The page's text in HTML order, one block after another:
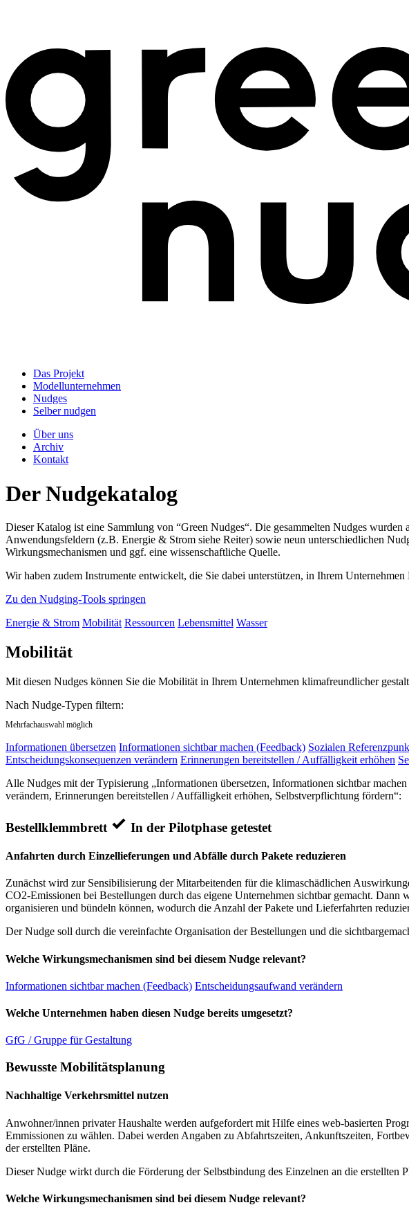
Das Projekt
Modellunternehmen
Nudges
Selber nudgen
Über uns
Archiv
Kontakt
Der Nudgekatalog
Dieser Katalog ist eine Sammlung von “Green Nudges“. Die gesammelten Nudges
Anwendungsfeldern (z.B. Energie & Strom siehe Reiter) sowie neun unterschiedlichen
Wirkungsmechanismen und ggf. eine wissenschaftliche Quelle.
Wir haben zudem Instrumente entwickelt, die Sie dabei unterstützen, in Ihrem Unternehmen
Zu den Nudging-Tools springen
Energie & Strom Mobilität Ressourcen Lebensmittel Wasser
Mobilität
Mit diesen Nudges können Sie die Mobilität in Ihrem Unternehmen klimafreundlicher
Nach Nudge-Typen filtern:
Mehrfachauswahl möglich
Informationen übersetzen Informationen sichtbar machen (Feedback) Sozialen
Entscheidungskonsequenzen verändern Erinnerungen bereitstellen / Auffälligkeit erhöhen
Alle Nudges mit der Typisierung „Informationen übersetzen, Informationen sichtbar
verändern, Erinnerungen bereitstellen / Auffälligkeit erhöhen, Selbstverpflichtung fördern“:
Bestellklemmbrett In der Pilotphase getestet
Anfahrten durch Einzellieferungen und Abfälle durch Pakete reduzieren
Zunächst wird zur Sensibilisierung der Mitarbeitenden für die klimaschädlichen
CO2-Emissionen bei Bestellungen durch das eigene Unternehmen sichtbar gemacht.
organisieren und bündeln können, wodurch die Anzahl der Pakete und Lieferfahrten
Der Nudge soll durch die vereinfachte Organisation der Bestellungen und die
Welche Wirkungsmechanismen sind bei diesem Nudge relevant?
Informationen sichtbar machen (Feedback) Entscheidungsaufwand verändern
Welche Unternehmen haben diesen Nudge bereits umgesetzt?
GfG / Gruppe für Gestaltung
Bewusste Mobilitätsplanung
Nachhaltige Verkehrsmittel nutzen
Anwohner/innen privater Haushalte werden aufgefordert mit Hilfe eines web-basierten
Emmissionen zu wählen. Dabei werden Angaben zu Abfahrtszeiten, Ankunftszeiten,
der erstellten Pläne.
Dieser Nudge wirkt durch die Förderung der Selbstbindung des Einzelnen an die erstellten
Welche Wirkungsmechanismen sind bei diesem Nudge relevant?